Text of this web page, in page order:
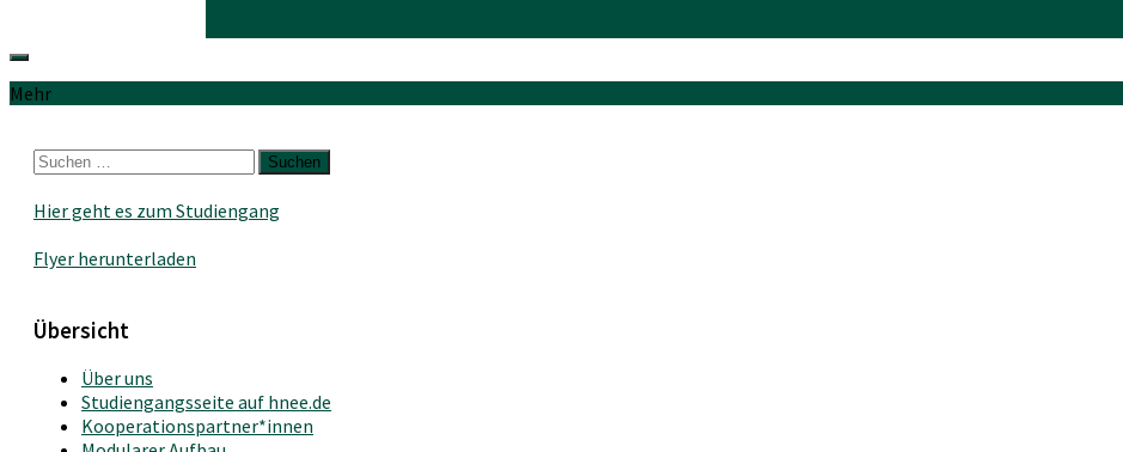
Mehr
Suchen
nach:
Hier geht es zum Studiengang
Flyer herunterladen
Übersicht
Über uns
Studiengangsseite auf hnee.de
Kooperationspartner*innen